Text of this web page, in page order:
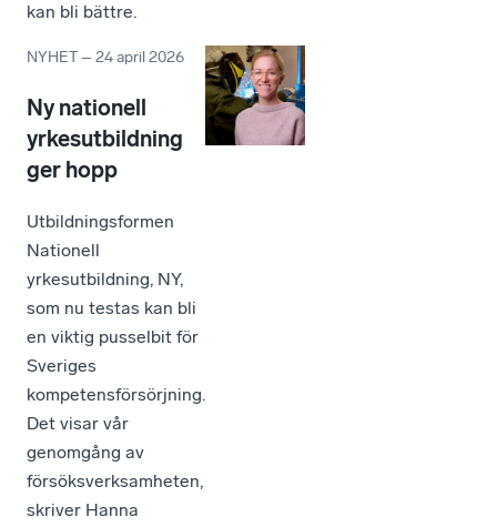
kan bli bättre.
NYHET –24 april 2026
Ny nationell
yrkesutbildning
ger hopp
Utbildningsformen
Nationell
yrkesutbildning, NY,
som nu testas kan bli
en viktig pusselbit för
Sveriges
kompetensförsörjning.
Det visar vår
genomgång av
försöksverksamheten,
skriver Hanna